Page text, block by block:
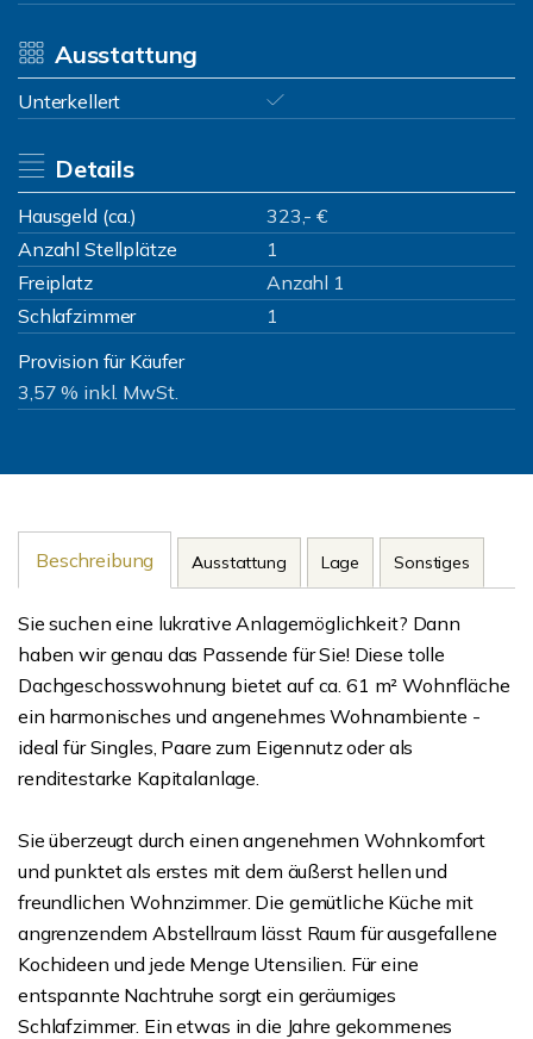
Ausstattung
Unterkellert
Details
Hausgeld (ca.)
323,- €
Anzahl Stellplätze
1
Freiplatz
Anzahl 1
Schlafzimmer
1
Provision für Käufer
3,57 % inkl. MwSt.
Beschreibung Ausstattung Lage Sonstiges
Sie suchen eine lukrative Anlagemöglichkeit? Dann
haben wir genau das Passende für Sie! Diese tolle
Dachgeschosswohnung bietet auf ca. 61 m² Wohnfläche
ein harmonisches und angenehmes Wohnambiente -
ideal für Singles, Paare zum Eigennutz oder als
renditestarke Kapitalanlage.
Sie überzeugt durch einen angenehmen Wohnkomfort
und punktet als erstes mit dem äußerst hellen und
freundlichen Wohnzimmer. Die gemütliche Küche mit
angrenzendem Abstellraum lässt Raum für ausgefallene
Kochideen und jede Menge Utensilien. Für eine
entspannte Nachtruhe sorgt ein geräumiges
Schlafzimmer. Ein etwas in die Jahre gekommenes